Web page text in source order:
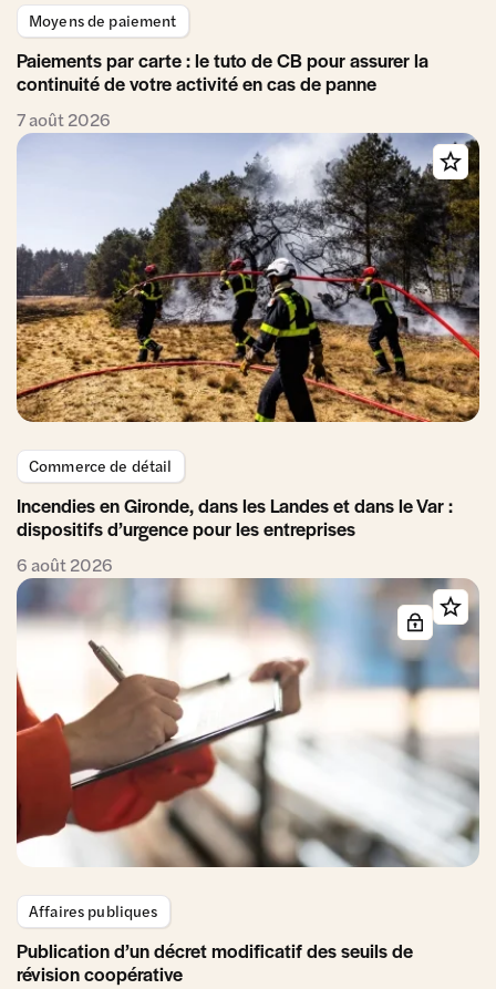
Moyens de paiement
Paiements par carte : le tuto de CB pour assurer la
continuité de votre activité en cas de panne
7 août 2026
Commerce de détail
Incendies en Gironde, dans les Landes et dans le Var :
dispositifs d’urgence pour les entreprises
6 août 2026
Affaires publiques
Publication d’un décret modificatif des seuils de
révision coopérative